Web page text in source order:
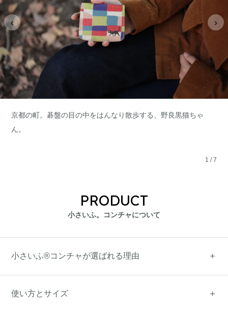
‹ ›
京都の町。碁盤の目の中をはんなり散歩する、野良黒猫ちゃ
ん。
1 /7
PRODUCT
小さいふ。コンチャについて
小さいふ®コンチャが選ばれる理由
使い方とサイズ